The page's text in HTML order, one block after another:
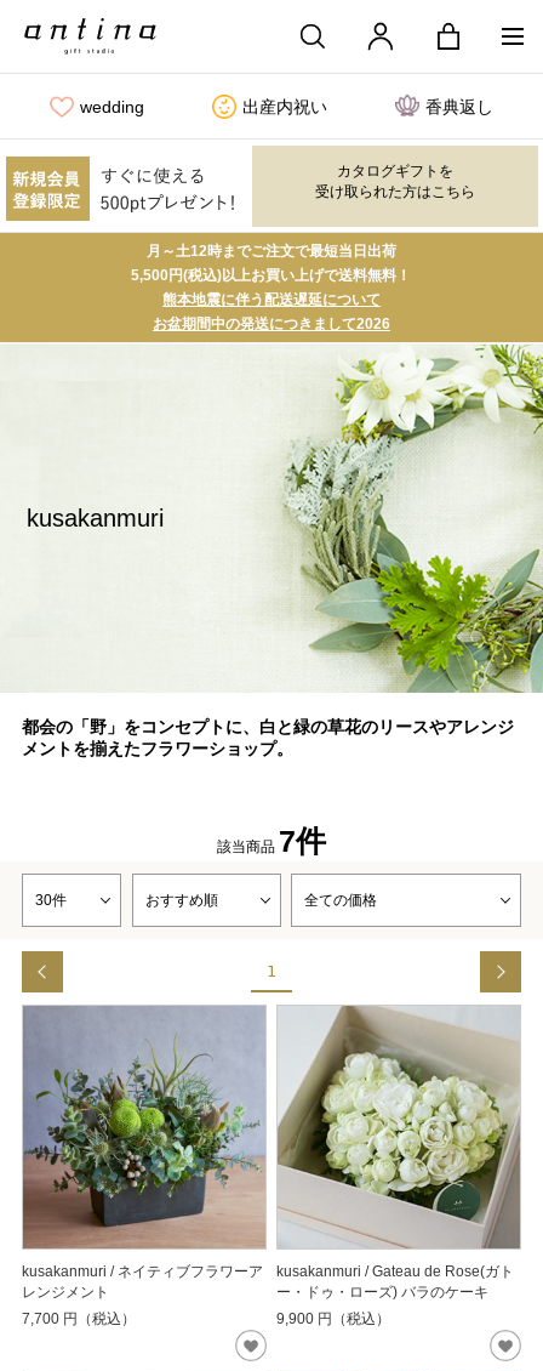
wedding 出産内祝い 香典返し
カタログギフトを
受け取られた方はこちら
月～土12時までご注文で最短当日出荷
5,500円(税込)以上お買い上げで送料無料！
熊本地震に伴う配送遅延について
お盆期間中の発送につきまして2026
kusakanmuri
都会の「野」をコンセプトに、白と緑の草花のリースやアレンジ
メントを揃えたフラワーショップ。
該当商品 7件
1
kusakanmuri / ネイティブフラワーア
レンジメント
7,700 円（税込）
kusakanmuri / Gateau de Rose(ガト
ー・ドゥ・ローズ) バラのケーキ
9,900 円（税込）